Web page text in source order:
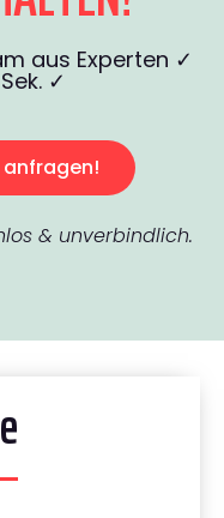
aus Experten ✓
✓
& unverbindlich.